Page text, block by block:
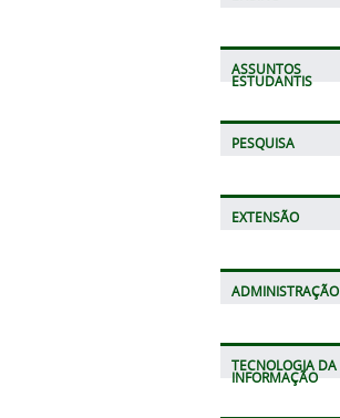
ASSUNTOS
ESTUDANTIS
PESQUISA
EXTENSÃO
ADMINISTRAÇÃO
TECNOLOGIA DA
INFORMAÇÃO